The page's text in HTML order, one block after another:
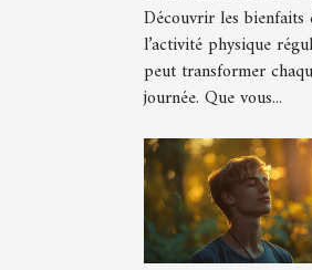
votre bien-
quotidien
Découvrir les bienfaits
l’activité physique
peut transformer
journée. Que vous...